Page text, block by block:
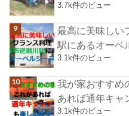
3.7k件のビュー
最高に美味しい
駅にあるオーベ
3.1k件のビュー
我が家おすすめ
あれば通年キャ
3.1k件のビュー